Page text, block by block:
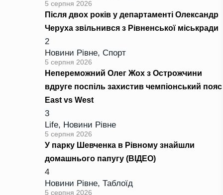
5 серпня 2026
Після двох років у департаменті Олександр
Черуха звільнився з Рівненської міськради
2
Новини Рівне, Спорт
5 серпня 2026
Непереможний Олег Жох з Острожчини
вдруге поспіль захистив чемпіонський пояс
East vs West
3
Life, Новини Рівне
5 серпня 2026
У парку Шевченка в Рівному знайшли
домашнього папугу (ВІДЕО)
4
Новини Рівне, Таблоїд
5 серпня 2026